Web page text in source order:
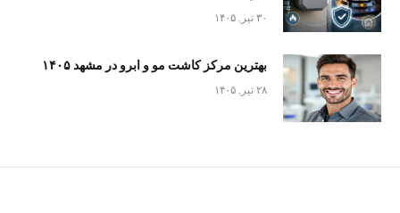
۳۰ تیر, ۱۴۰۵
بهترین مرکز کاشت مو و ابرو در مشهد ۱۴۰۵
۲۸ تیر, ۱۴۰۵